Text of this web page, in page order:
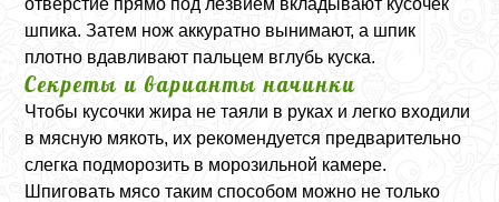
отверстие прямо под лезвием вкладывают кусочек
шпика. Затем нож аккуратно вынимают, а шпик
плотно вдавливают пальцем вглубь куска.
Секреты и варианты начинки
Чтобы кусочки жира не таяли в руках и легко входили
в мясную мякоть, их рекомендуется предварительно
слегка подморозить в морозильной камере.
Шпиговать мясо таким способом можно не только